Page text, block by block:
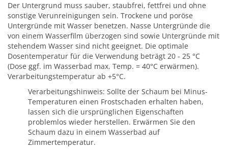
Der Untergrund muss sauber, staubfrei, fettfrei und ohne
sonstige Verunreinigungen sein. Trockene und poröse
Untergründe mit Wasser benetzen. Nasse Untergründe die
von einem Wasserfilm überzogen sind sowie Untergründe mit
stehendem Wasser sind nicht geeignet. Die optimale
Dosentemperatur für die Verwendung beträgt 20 - 25 °C
(Dose ggf. im Wasserbad max. Temp. = 40°C erwärmen).
Verarbeitungstemperatur ab +5°C.
Verarbeitungshinweis: Sollte der Schaum bei Minus-
Temperaturen einen Frostschaden erhalten haben,
lassen sich die ursprünglichen Eigenschaften
problemlos wieder herstellen. Erwärmen Sie den
Schaum dazu in einem Wasserbad auf
Zimmertemperatur.